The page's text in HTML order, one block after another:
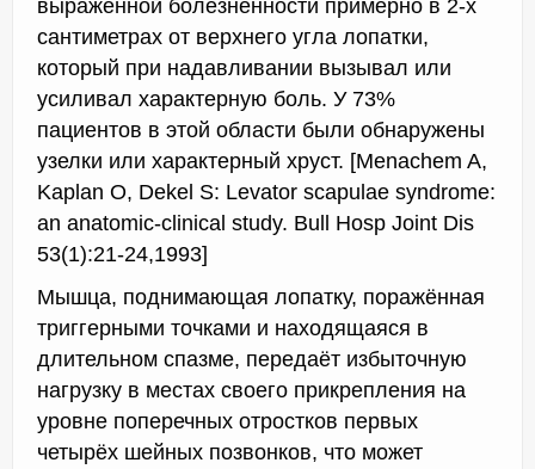
выраженной болезненности примерно в 2-х
сантиметрах от верхнего угла лопатки,
который при надавливании вызывал или
усиливал характерную боль. У 73%
пациентов в этой области были обнаружены
узелки или характерный хруст. [Menachem A,
Kaplan O, Dekel S: Levator scapulae syndrome:
an anatomic-clinical study. Bull Hosp Joint Dis
53(1):21-24,1993]
Мышца, поднимающая лопатку, поражённая
триггерными точками и находящаяся в
длительном спазме, передаёт избыточную
нагрузку в местах своего прикрепления на
уровне поперечных отростков первых
четырёх шейных позвонков, что может